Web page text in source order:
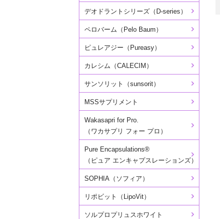
デオドラントシリーズ（D-series）
ペロバーム（Pelo Baum）
ピュレアジー（Pureasy）
カレシム（CALECIM）
サンソリット（sunsorit）
MSSサプリメント
Wakasapri for Pro.
（ワカサプリ フォー プロ）
Pure Encapsulations®
（ピュア エンキャプスレーションズ）
SOPHIA（ソフィア）
リポビット（LipoVit）
ソルプロプリュスホワイト